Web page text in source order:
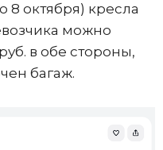
8 октября) кресла
можно
в обе стороны,
багаж.